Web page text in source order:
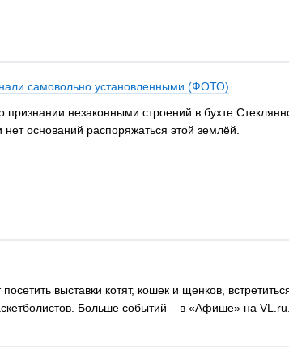
самовольно установленными (ФОТО)
незаконными строений в бухте
оснований распоряжаться этой землёй.
выставки котят, кошек и щенков,
Больше событий – в «Афише» на VL.ru.